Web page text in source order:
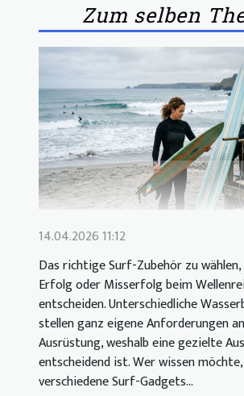
Zum selben
14.04.2026 11:12
Das richtige Surf-Zubehör zu
Erfolg oder Misserfolg beim
entscheiden. Unterschiedliche
stellen ganz eigene Anforderungen
Ausrüstung, weshalb eine gezielte
entscheidend ist. Wer wissen
verschiedene Surf-Gadgets...